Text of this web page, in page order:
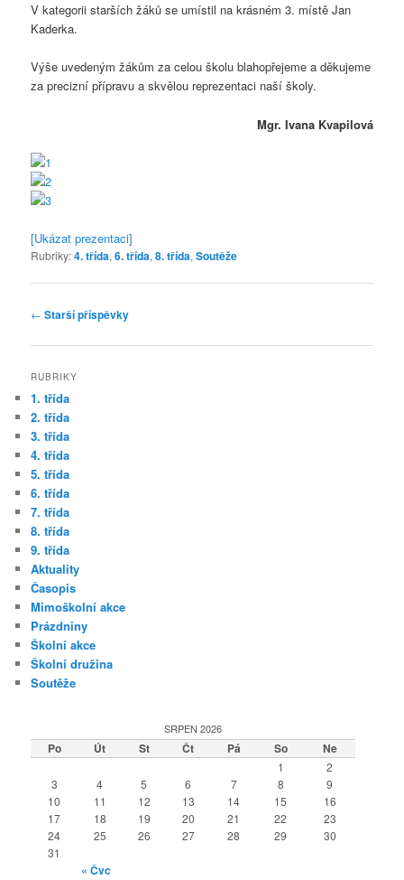
V kategorii starších žáků se umístil na krásném 3. místě Jan
Kaderka.
Výše uvedeným žákům za celou školu blahopřejeme a děkujeme
za precizní přípravu a skvělou reprezentaci naší školy.
Mgr. Ivana Kvapilová
[Ukázat prezentaci]
Rubriky:4. třída,6. třída,8. třída,Soutěže
Navigace
příspěvky
← Starší příspěvky
RUBRIKY
1. třída
2. třída
3. třída
4. třída
5. třída
6. třída
7. třída
8. třída
9. třída
Aktuality
Časopis
Mimoškolní akce
Prázdniny
Školní akce
Školní družina
Soutěže
SRPEN 2026
Po Út St Čt Pá So Ne
1
2
3
4 5 6 7 8
9
10
11 12 13 14 15
16
17
18 19 20 21 22
23
24
25 26 27 28 29
30
31
« Čvc